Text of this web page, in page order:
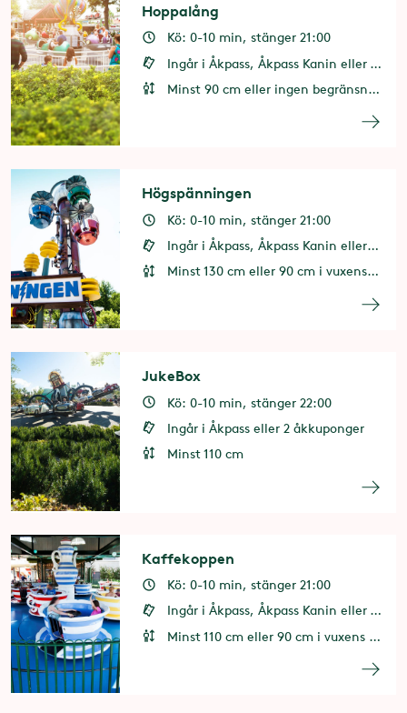
Hoppalång
Kö: 0-10 min, stänger 21:00
Ingår i Åkpass, Åkpass Kanin eller 1 åkkupong
Minst 90 cm eller ingen begränsning i vuxens sällskap
Högspänningen
Kö: 0-10 min, stänger 21:00
Ingår i Åkpass, Åkpass Kanin eller 2 åkkuponger
Minst 130 cm eller 90 cm i vuxens sällskap
JukeBox
Kö: 0-10 min, stänger 22:00
Ingår i Åkpass eller 2 åkkuponger
Minst 110 cm
Kaffekoppen
Kö: 0-10 min, stänger 21:00
Ingår i Åkpass, Åkpass Kanin eller 1 åkkupong
Minst 110 cm eller 90 cm i vuxens sällskap